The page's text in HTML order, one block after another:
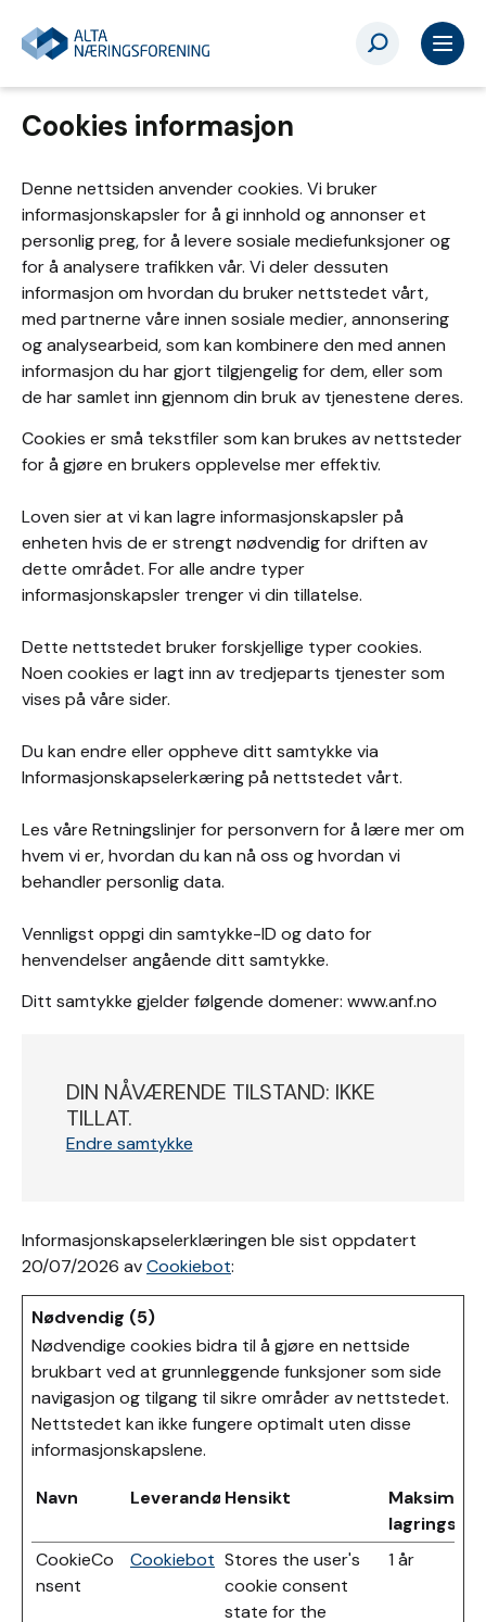
Cookies informasjon
Denne nettsiden anvender cookies. Vi bruker
informasjonskapsler for å gi innhold og annonser et
personlig preg, for å levere sosiale mediefunksjoner og
for å analysere trafikken vår. Vi deler dessuten
informasjon om hvordan du bruker nettstedet vårt,
med partnerne våre innen sosiale medier, annonsering
og analysearbeid, som kan kombinere den med annen
informasjon du har gjort tilgjengelig for dem, eller som
de har samlet inn gjennom din bruk av tjenestene deres.
Cookies er små tekstfiler som kan brukes av nettsteder
for å gjøre en brukers opplevelse mer effektiv.
Loven sier at vi kan lagre informasjonskapsler på
enheten hvis de er strengt nødvendig for driften av
dette området. For alle andre typer
informasjonskapsler trenger vi din tillatelse.
Dette nettstedet bruker forskjellige typer cookies.
Noen cookies er lagt inn av tredjeparts tjenester som
vises på våre sider.
Du kan endre eller oppheve ditt samtykke via
Informasjonskapselerkæring på nettstedet vårt.
Les våre Retningslinjer for personvern for å lære mer om
hvem vi er, hvordan du kan nå oss og hvordan vi
behandler personlig data.
Vennligst oppgi din samtykke-ID og dato for
henvendelser angående ditt samtykke.
Ditt samtykke gjelder følgende domener: www.anf.no
DIN NÅVÆRENDE TILSTAND: IKKE
TILLAT.
Endre samtykke
Informasjonskapselerklæringen ble sist oppdatert
20/07/2026 avCookiebot:
Nødvendig (5)
Nødvendige cookies bidra til å gjøre en nettside
brukbart ved at grunnleggende funksjoner som side
navigasjon og tilgang til sikre områder av nettstedet.
Nettstedet kan ikke fungere optimalt uten disse
informasjonskapslene.
Navn LeverandørHensikt
Maksimal
CookieCo
nsent
Cookiebot Stores the user's
cookie consent
state for the
1 år